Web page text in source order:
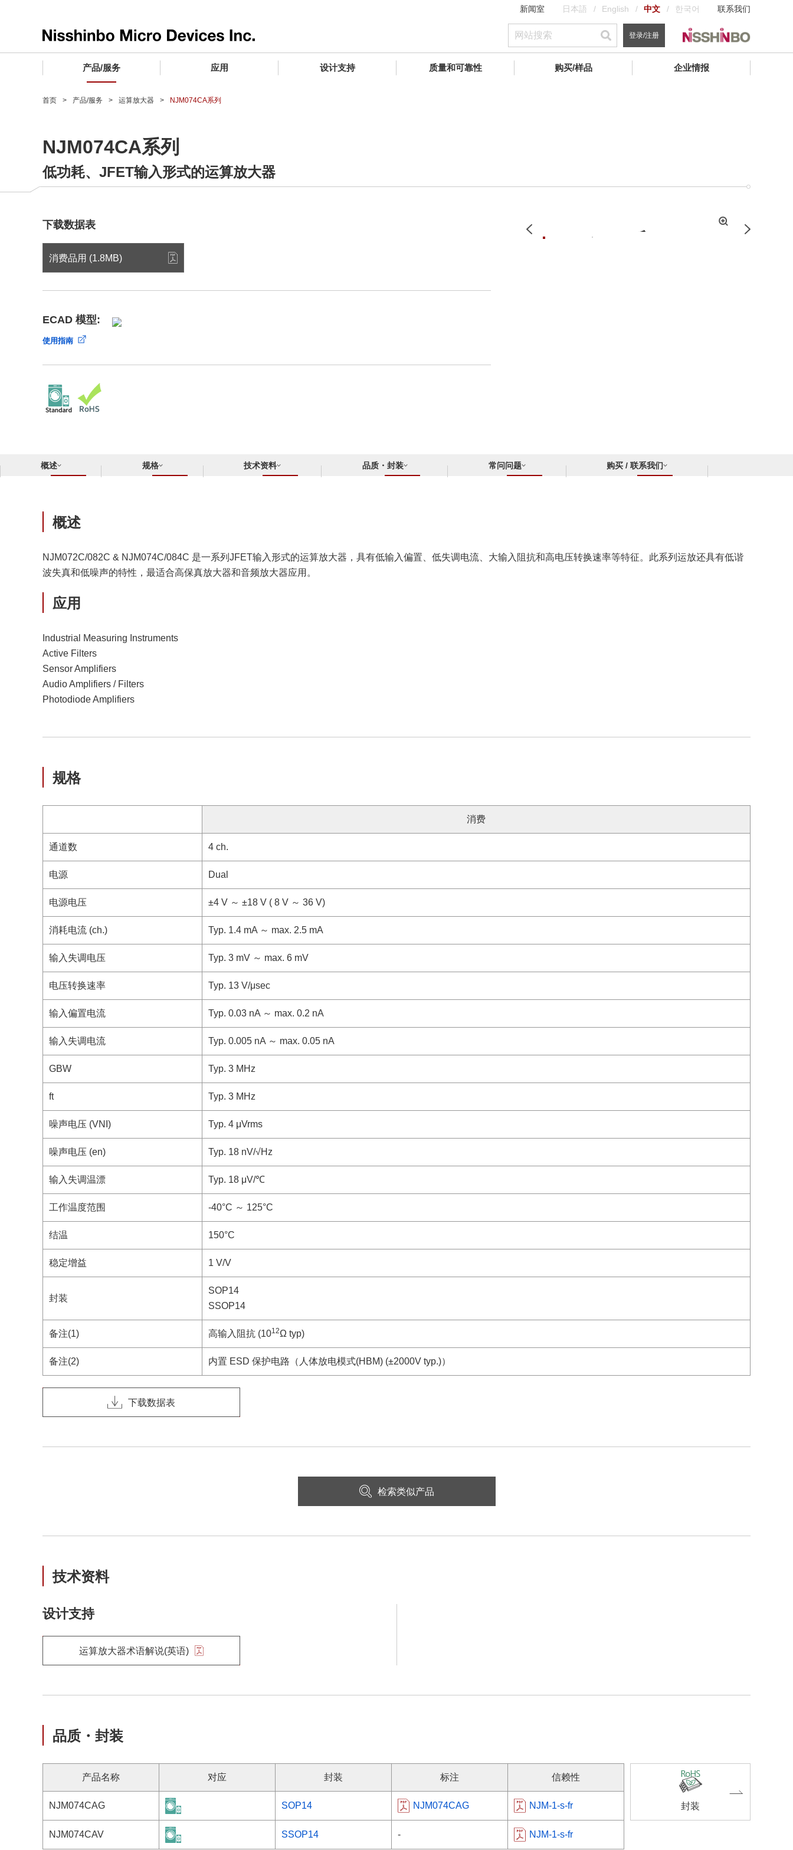
新闻室 日本語 English 中文 한국어 联系我们
登录/注册
产品/服务
微波产品
晶圆代工服务
应用
车载用IC
工业设备用IC
微波产品
设计支持
微波产品
寻找交叉参考产品
质量和可靠性
电子器件
微波产品
购买/样品
微波产品
企业情报
企业理念
公司简介
业务地点
CSR活动 (日本)
合规举报中心
了解⽇清纺微电⼦株式会社
首页 产品/服务 运算放大器 NJM074CA系列
NJM074CA系列
低功耗、JFET输入形式的运算放大器
下载数据表
消费品用 (1.8MB)
ECAD 模型:
使用指南
Previous Next
拡
概述 规格 技术资料 品质・封装 常问问题 购买 / 联系我们
概述
NJM072C/082C & NJM074C/084C 是一系列JFET输入形式的运算放大器，具有低输入偏置、低失调电流、大输入阻抗和高电压转换速率等特征。此系列运放还具有低谐
波失真和低噪声的特性，最适合高保真放大器和音频放大器应用。
应用
Industrial Measuring Instruments
Active Filters
Sensor Amplifiers
Audio Amplifiers / Filters
Photodiode Amplifiers
规格
消费
通道数 4 ch.
电源 Dual
电源电压 ±4 V ～ ±18 V ( 8 V ～ 36 V)
消耗电流 (ch.) Typ. 1.4 mA ～ max. 2.5 mA
输入失调电压 Typ. 3 mV ～ max. 6 mV
电压转换速率 Typ. 13 V/μsec
输入偏置电流 Typ. 0.03 nA ～ max. 0.2 nA
输入失调电流 Typ. 0.005 nA ～ max. 0.05 nA
GBW Typ. 3 MHz
ft Typ. 3 MHz
噪声电压 (VNI) Typ. 4 μVrms
噪声电压 (en) Typ. 18 nV/√Hz
输入失调温漂 Typ. 18 μV/℃
工作温度范围 -40°C ～ 125°C
结温 150°C
稳定增益 1 V/V
封装
SOP14
SSOP14
备注(1) 高输入阻抗 (1012Ω typ)
备注(2) 内置 ESD 保护电路（人体放电模式(HBM) (±2000V typ.)）
下载数据表
检索类似产品
技术资料
设计支持
运算放大器术语解说(英语)
品质・封装
产品名称 对应 封装 标注 信赖性
NJM074CAG SOP14 NJM074CAG NJM-1-s-fr
NJM074CAV SSOP14 - NJM-1-s-fr
封装